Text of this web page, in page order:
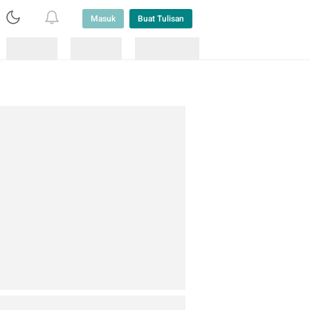
Masuk Buat Tulisan